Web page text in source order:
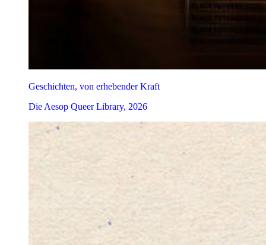
Geschichten, von erhebender Kraft
Die Aesop Queer Library, 2026